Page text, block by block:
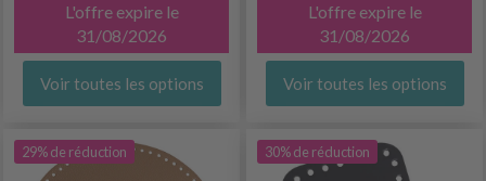
L'offre expire le
31/08/2026
Voir toutes les options
L'offre expire le
31/08/2026
Voir toutes les options
29% de réduction 30% de réduction